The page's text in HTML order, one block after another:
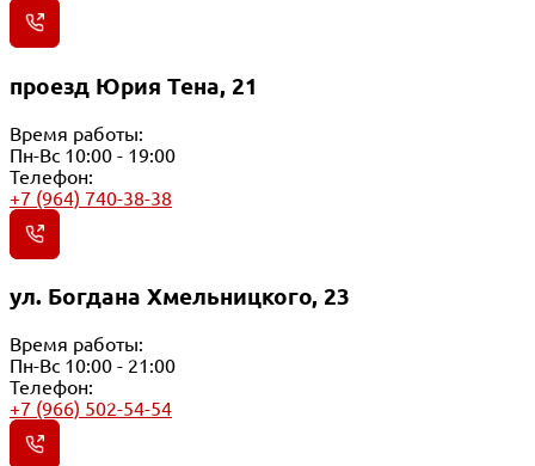
проезд Юрия Тена, 21
Время работы:
Пн-Вс 10:00 - 19:00
Телефон:
+7 (964) 740-38-38
ул. Богдана Хмельницкого, 23
Время работы:
Пн-Вс 10:00 - 21:00
Телефон:
+7 (966) 502-54-54